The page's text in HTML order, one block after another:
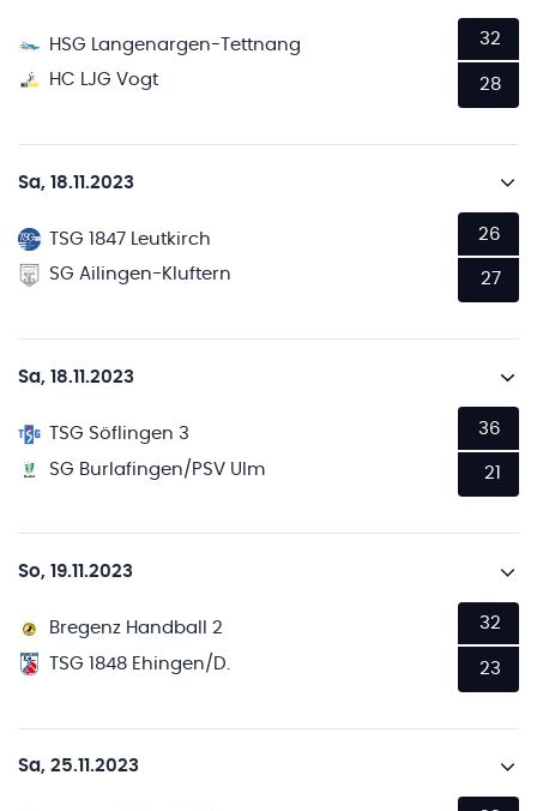
HSG Langenargen-Tettnang
HC LJG Vogt
32
28
Sa, 18.11.2023
TSG 1847 Leutkirch
SG Ailingen-Kluftern
26
27
Sa, 18.11.2023
TSG Söflingen 3
SG Burlafingen/PSV Ulm
36
21
So, 19.11.2023
Bregenz Handball 2
TSG 1848 Ehingen/D.
32
23
Sa, 25.11.2023